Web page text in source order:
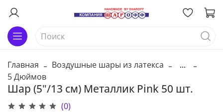
Главная Воздушные шары из латекса
...
5 Дюймов
Шар (5"/13 см) Металлик Pink 50 шт.
(0)